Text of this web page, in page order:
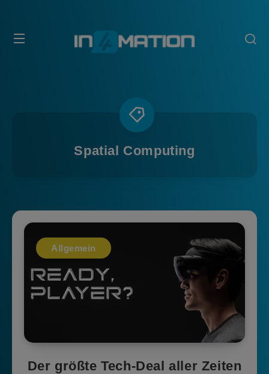
Spatial Computing
Allgemein
Der größte Tech-Deal aller Zeiten